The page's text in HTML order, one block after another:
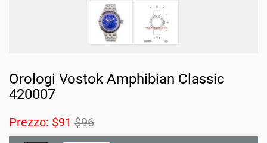
Orologi Vostok Amphibian Classic
420007
Prezzo: $91 $96